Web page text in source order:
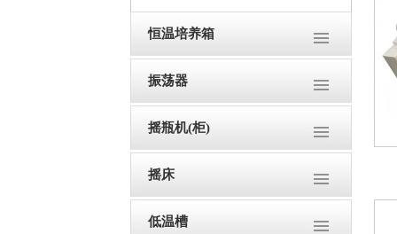
恒温培养箱
振荡器
摇瓶机(柜)
摇床
低温槽